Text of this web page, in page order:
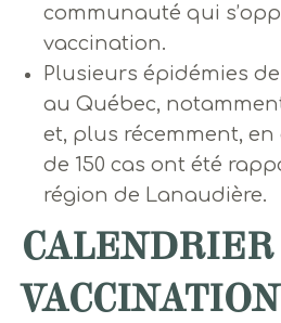
communauté qui
vaccination.
Plusieurs épidémies
au Québec, notamment
et, plus récemment, en
de 150 cas ont été
région de Lanaudière.
VACCINATION